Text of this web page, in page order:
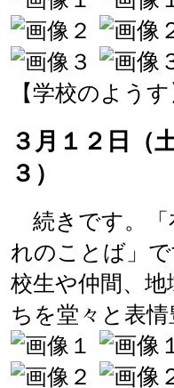
【学校のよう
３月１２日（
３）
続きです。「
れのことば」
校生や仲間、
ちを堂々と表